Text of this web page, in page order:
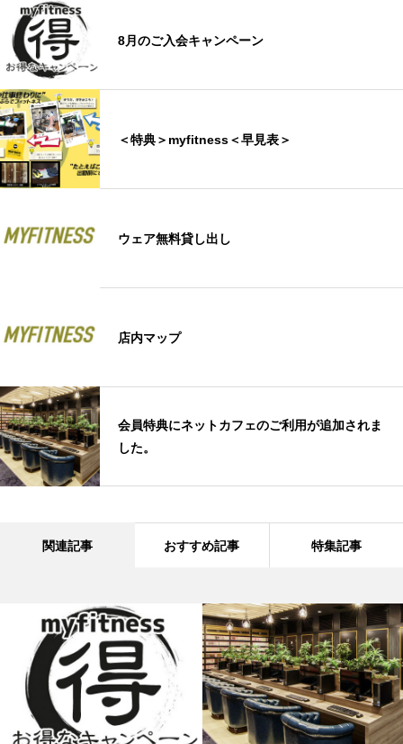
8月のご入会キャンペーン
＜特典＞myfitness＜早見表＞
ウェア無料貸し出し
店内マップ
会員特典にネットカフェのご利用が追加されま
した。
関連記事 おすすめ記事 特集記事